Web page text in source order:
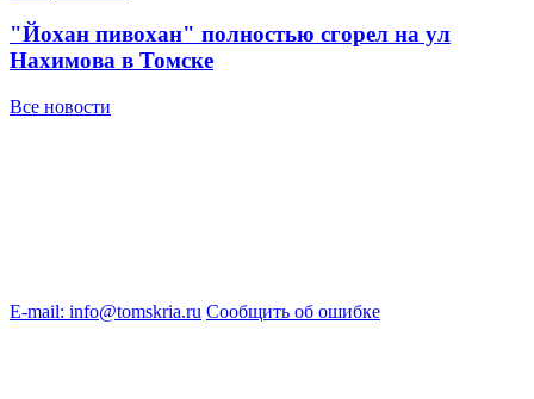
"Йохан пивохан" полностью сгорел на ул
Нахимова в Томске
Все новости
E-mail: info@tomskria.ru Сообщить об ошибке